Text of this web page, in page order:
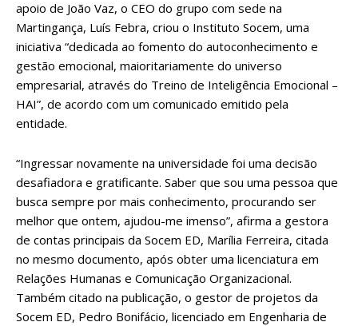
apoio de João Vaz, o CEO do grupo com sede na
Martingança, Luís Febra, criou o Instituto Socem, uma
iniciativa “dedicada ao fomento do autoconhecimento e
gestão emocional, maioritariamente do universo
empresarial, através do Treino de Inteligência Emocional –
HAI”, de acordo com um comunicado emitido pela
entidade.
“Ingressar novamente na universidade foi uma decisão
desafiadora e gratificante. Saber que sou uma pessoa que
busca sempre por mais conhecimento, procurando ser
melhor que ontem, ajudou-me imenso”, afirma a gestora
de contas principais da Socem ED, Marília Ferreira, citada
no mesmo documento, após obter uma licenciatura em
Relações Humanas e Comunicação Organizacional.
Também citado na publicação, o gestor de projetos da
Socem ED, Pedro Bonifácio, licenciado em Engenharia de